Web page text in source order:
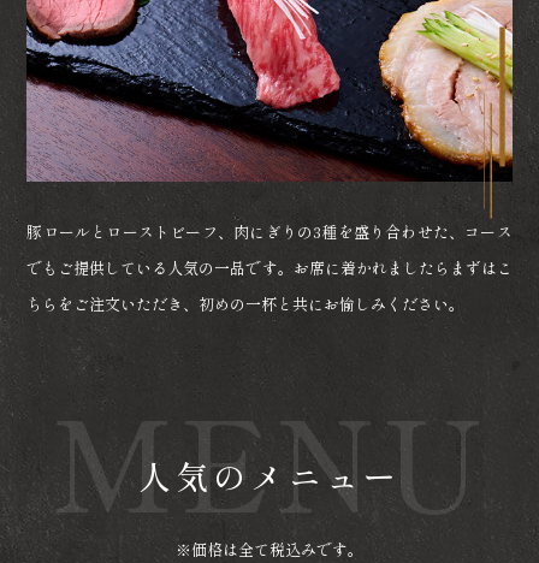
豚ロールとローストビーフ、肉にぎりの3種を盛り合わせた、コース
でもご提供している人気の一品です。お席に着かれましたらまずはこ
ちらをご注文いただき、初めの一杯と共にお愉しみください。
MENU
人気のメニュー
※価格は全て税込みです。